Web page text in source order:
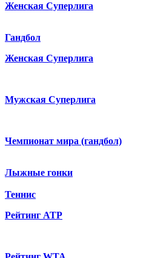
Женская Суперлига
Гандбол
Женская Суперлига
Мужская Суперлига
Чемпионат мира (гандбол)
Лыжные гонки
Теннис
Рейтинг ATP